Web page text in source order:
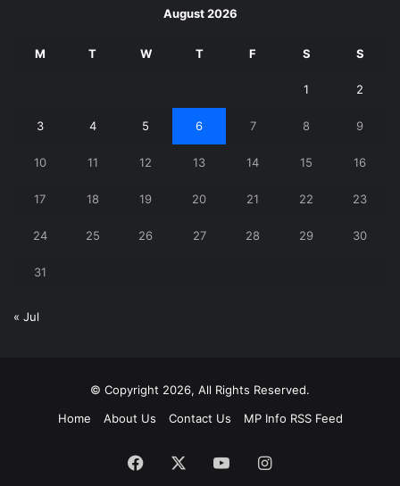
August 2026
M T W T F S S
1 2
3 4 5 6 7 8 9
10 11 12 13 14 15 16
17 18 19 20 21 22 23
24 25 26 27 28 29 30
31
« Jul
© Copyright 2026, All Rights Reserved.
Home
About Us Contact Us MP Info RSS Feed
Facebook YouTubeInstagram